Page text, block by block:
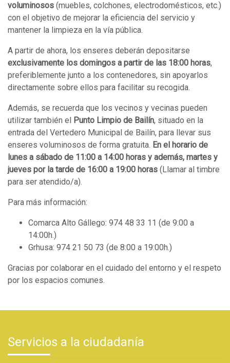
voluminosos (muebles, colchones, electrodomésticos, etc.)
con el objetivo de mejorar la eficiencia del servicio y
mantener la limpieza en la vía pública.
A partir de ahora, los enseres deberán depositarse
exclusivamente los domingos a partir de las 18:00 horas,
preferiblemente junto a los contenedores, sin apoyarlos
directamente sobre ellos para facilitar su recogida.
Además, se recuerda que los vecinos y vecinas pueden
utilizar también el Punto Limpio de Bailín, situado en la
entrada del Vertedero Municipal de Bailín, para llevar sus
enseres voluminosos de forma gratuita. En el horario de
lunes a sábado de 11:00 a 14:00 horas y además, martes y
jueves por la tarde de 16:00 a 19:00 horas (Llamar al timbre
para ser atendido/a).
Para más información:
Comarca Alto Gállego: 974 48 33 11 (de 9:00 a
14:00h.)
Grhusa: 974 21 50 73 (de 8:00 a 19:00h.)
Gracias por colaborar en el cuidado del entorno y el respeto
por los espacios comunes.
Servicios a la ciudadanía